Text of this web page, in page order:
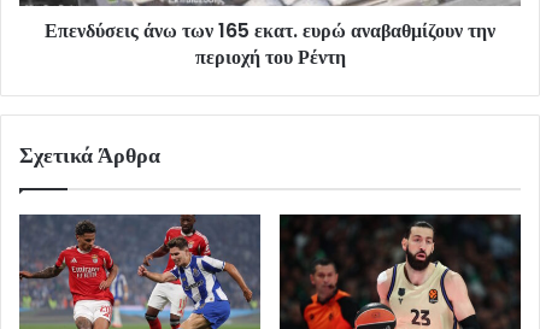
Επενδύσεις άνω των 165 εκατ. ευρώ αναβαθμίζουν την
περιοχή του Ρέντη
Σχετικά Άρθρα